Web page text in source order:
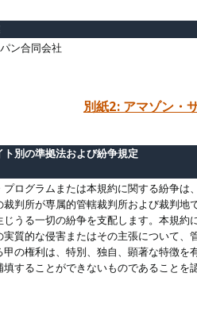
ン合同会社
別紙2: アマゾン・
ト別の準拠法および紛争規定
プログラムまたは本規約に関する紛争
裁判所が専属的管轄裁判所および裁判
じうる一切の紛争を支配します。本規
実質的な侵害またはその主張について
甲の権利は、特別、独自、顕著な特徴
填することができないものであることを